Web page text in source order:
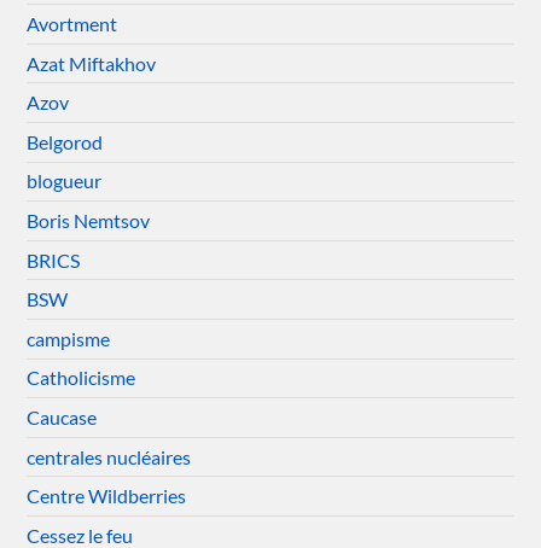
Avortment
Azat Miftakhov
Azov
Belgorod
blogueur
Boris Nemtsov
BRICS
BSW
campisme
Catholicisme
Caucase
centrales nucléaires
Centre Wildberries
Cessez le feu